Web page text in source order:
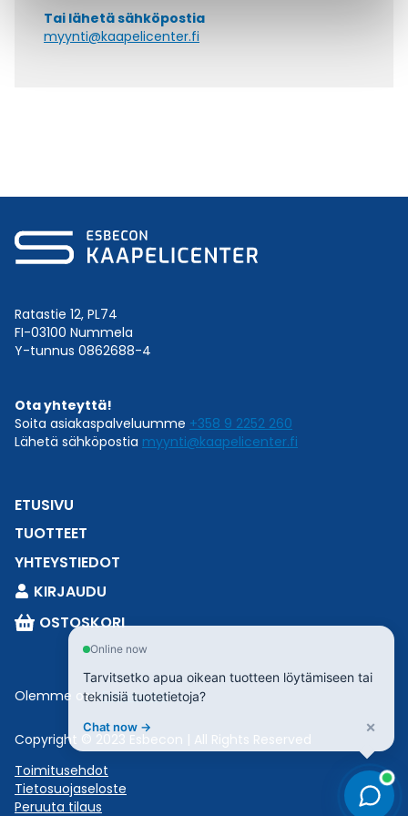
Tai lähetä sähköpostia
myynti@kaapelicenter.fi
Ratastie 12, PL74
FI-03100 Nummela
Y-tunnus 0862688-4
Ota yhteyttä!
Soita asiakaspalveluumme +358 9 2252 260
Lähetä sähköpostia myynti@kaapelicenter.fi
ETUSIVU
TUOTTEET
YHTEYSTIEDOT
KIRJAUDU
OSTOSKORI
Olemme osaEsbeconia.
Copyright © 2023 Esbecon | All Rights Reserved
Toimitusehdot
Tietosuojaseloste
Peruuta tilaus
Online now
Tarvitsetko apua oikean tuotteen löytämiseen tai
teknisiä tuotetietoja?
Chat now → ×